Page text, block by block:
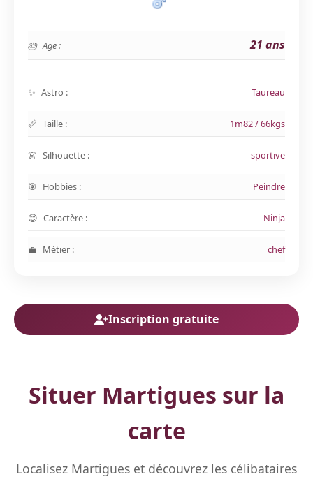
Age : 21 ans
Astro : Taureau
Taille : 1m82 / 66kgs
Silhouette : sportive
Hobbies : Peindre
Caractère : Ninja
Métier : chef
Inscription gratuite
Situer Martigues sur la
carte
Localisez Martigues et découvrez les célibataires